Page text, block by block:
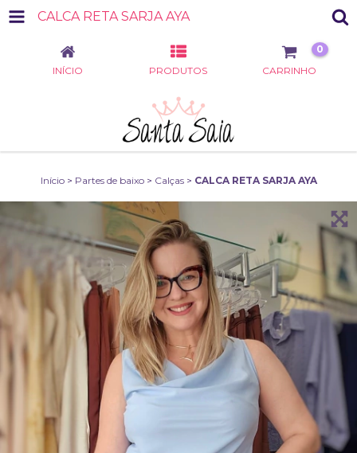
CALCA RETA SARJA AYA
INÍCIO PRODUTOS CARRINHO
0
Início > Partes de baixo > Calças > CALCA RETA SARJA AYA